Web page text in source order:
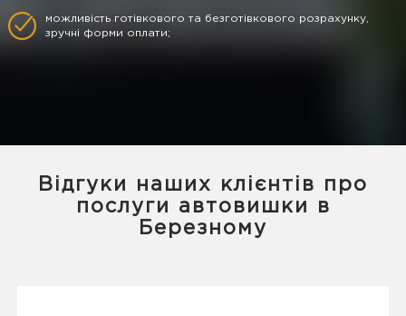
можливість готівкового та безготівкового розрахунку,
зручні форми оплати;
Відгуки наших клієнтів про
послуги автовишки в
Березному